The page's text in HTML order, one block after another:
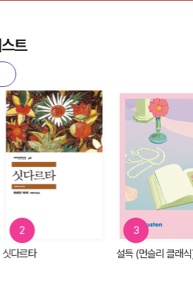
트
2
싯다르타
3
설득 (먼슬리 클래